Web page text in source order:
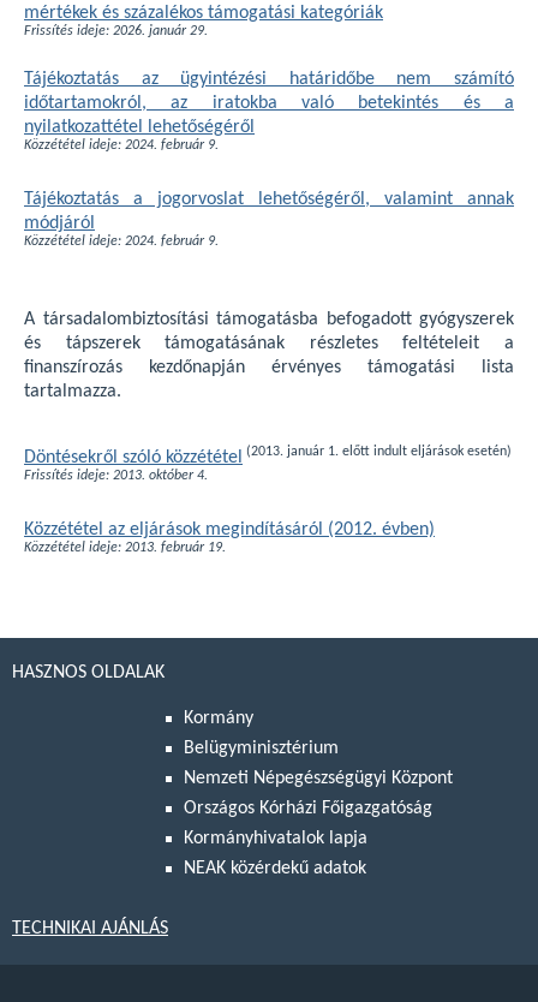
mértékek és százalékos támogatási kategóriák
Frissítés ideje: 2026. január 29.
Tájékoztatás az ügyintézési határidőbe nem számító
időtartamokról, az iratokba való betekintés és a
nyilatkozattétel lehetőségéről
Közzététel ideje: 2024. február 9.
Tájékoztatás a jogorvoslat lehetőségéről, valamint annak
módjáról
Közzététel ideje: 2024. február 9.
A társadalombiztosítási támogatásba befogadott gyógyszerek
és tápszerek támogatásának részletes feltételeit a
finanszírozás kezdőnapján érvényes támogatási lista
tartalmazza.
Döntésekről szóló közzététel
(2013. január 1. előtt indult eljárások esetén)
Frissítés ideje: 2013. október 4.
Közzététel az eljárások megindításáról (2012. évben)
Közzététel ideje: 2013. február 19.
HASZNOS OLDALAK
Kormány
Belügyminisztérium
Nemzeti Népegészségügyi Központ
Országos Kórházi Főigazgatóság
Kormányhivatalok lapja
NEAK közérdekű adatok
TECHNIKAI AJÁNLÁS